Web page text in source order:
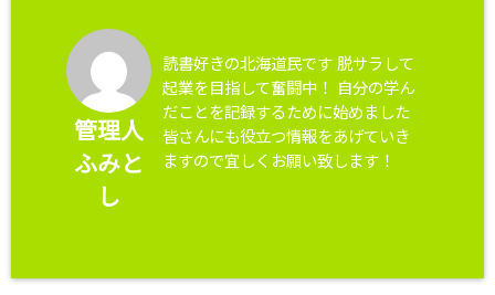
管理人
ふみと
し
読書好きの北海道民です 脱サラして
起業を目指して奮闘中！ 自分の学ん
だことを記録するために始めました
皆さんにも役立つ情報をあげていき
ますので宜しくお願い致します！